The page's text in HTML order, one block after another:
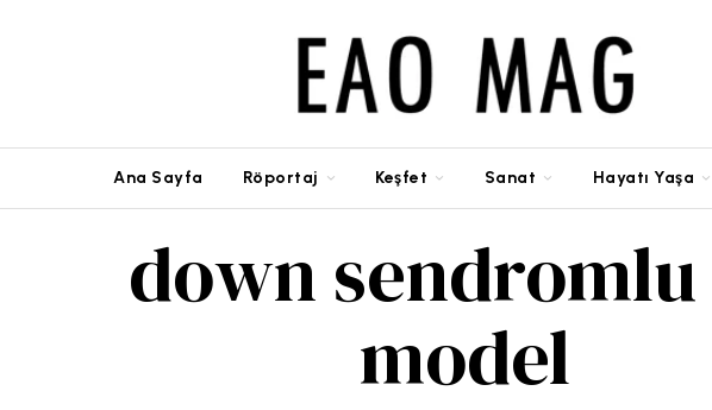
Ana Sayfa Röportaj Keşfet Sanat Hayatı Yaşa
down
model